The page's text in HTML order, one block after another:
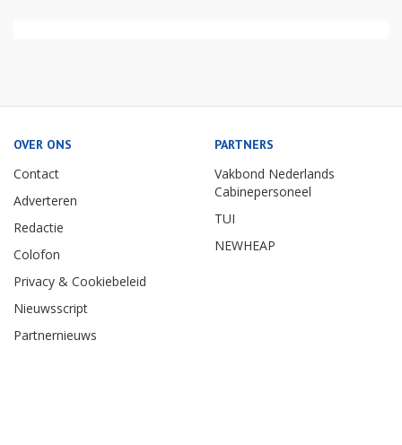
OVER ONS
Contact
Adverteren
Redactie
Colofon
Privacy & Cookiebeleid
Nieuwsscript
Partnernieuws
PARTNERS
Vakbond Nederlands
Cabinepersoneel
TUI
NEWHEAP